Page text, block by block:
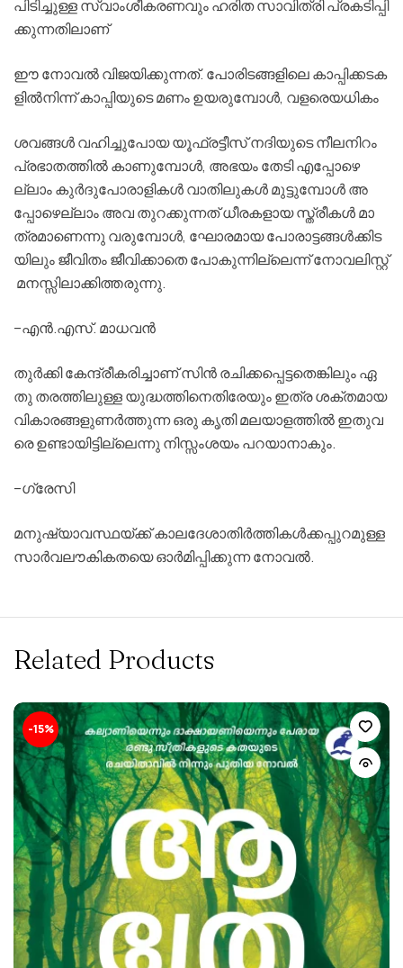
പിടിച്ചുള്ള സ്വാംശീകരണവും ഹരിത സാവിത്രി പ്രകടിപ്പി
ക്കുന്നതിലാണ്
ഈ നോവല്‍ വിജയിക്കുന്നത്. പോരിടങ്ങളിലെ കാപ്പിക്കടക
ളില്‍നിന്ന് കാപ്പിയുടെ മണം ഉയരുമ്പോള്‍, വളരെയധികം
ശവങ്ങള്‍ വഹിച്ചുപോയ യൂഫ്രട്ടീസ് നദിയുടെ നീലനിറം
പ്രഭാതത്തില്‍ കാണുമ്പോള്‍, അഭയം തേടി എപ്പോഴെ
ല്ലാം കുര്‍ദുപോരാളികള്‍ വാതിലുകള്‍ മുട്ടുമ്പോള്‍ അ
പ്പോഴെല്ലാം അവ തുറക്കുന്നത് ധീരകളായ സ്ത്രീകള്‍ മാ
ത്രമാണെന്നു വരുമ്പോള്‍, ഘോരമായ പോരാട്ടങ്ങള്‍ക്കിട
യിലും ജീവിതം ജീവിക്കാതെ പോകുന്നില്ലെന്ന് നോവലിസ്റ്റ്
മനസ്സിലാക്കിത്തരുന്നു.
–എന്‍.എസ്. മാധവന്‍
തുര്‍ക്കി കേന്ദ്രീകരിച്ചാണ് സിന്‍ രചിക്കപ്പെട്ടതെങ്കിലും ഏ
തു തരത്തിലുള്ള യുദ്ധത്തിനെതിരേയും ഇത്ര ശക്തമായ
വികാരങ്ങളുണര്‍ത്തുന്ന ഒരു കൃതി മലയാളത്തില്‍ ഇതുവ
രെ ഉണ്ടായിട്ടില്ലെന്നു നിസ്സംശയം പറയാനാകും.
–ഗ്രേസി
മനുഷ്യാവസ്ഥയ്ക്ക് കാലദേശാതിര്‍ത്തികള്‍ക്കപ്പുറമുള്ള
സാര്‍വലൗകികതയെ ഓര്‍മിപ്പിക്കുന്ന നോവല്‍.
Related Products
-15%